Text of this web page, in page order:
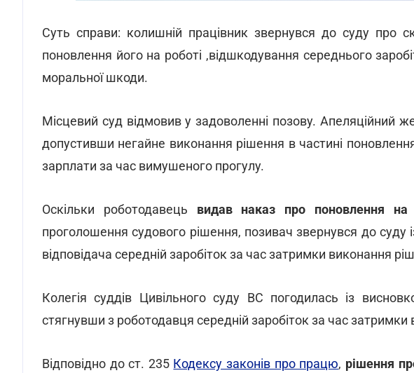
Суть справи: колишній працівник звернувся до суду про
поновлення його на роботі ,відшкодування середнього
моральної шкоди.
Місцевий суд відмовив у задоволенні позову. Апеляційний
допустивши негайне виконання рішення в частині
зарплати за час вимушеного прогулу.
Оскільки роботодавець видав наказ про поновлення на
проголошення судового рішення, позивач звернувся до суду
відповідача середній заробіток за час затримки виконання
Колегія суддів Цивільного суду ВС погодилась із
стягнувши з роботодавця середній заробіток за час
Відповідно до ст. 235 Кодексу законів про працю, рішення